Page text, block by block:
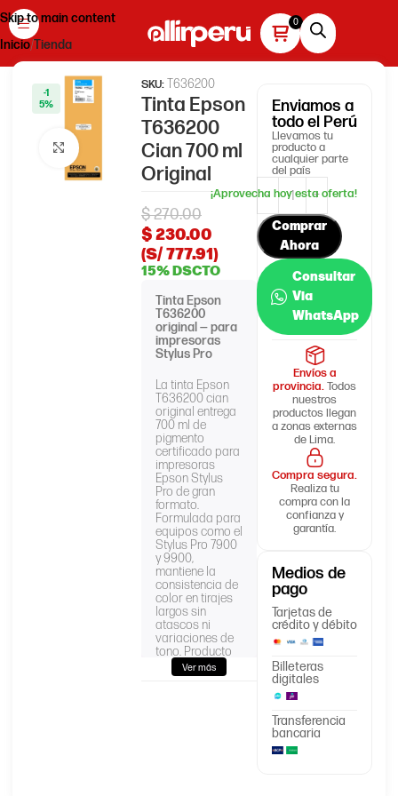
Skip to main content
Inicio Tienda
-1
5%
Haga clic para ampliar
SKU:T636200
Tinta Epson
T636200
Cian 700 ml
Original
$270.00
$230.00
(S/ 777.91)
15% DSCTO
Tinta Epson
T636200
original — para
impresoras
Stylus Pro
La tinta Epson
T636200 cian
original entrega
700 ml de
pigmento
certificado para
impresoras
Epson Stylus
Pro de gran
formato.
Formulada para
equipos como el
Stylus Pro 7900
y 9900,
mantiene la
consistencia de
color en tirajes
largos sin
atascos ni
variaciones de
tono. Producto
sellado de
fábrica, con
Ver más
Enviamos a
todo el Perú
Llevamos tu
producto a
cualquier parte
del país
Comprar
Ahora
Consultar
Via
WhatsApp
Envíos a
provincia.Todos
nuestros
productos llegan
a zonas externas
de Lima.
Compra segura.
Realiza tu
compra con la
confianza y
garantía.
Medios de
pago
Tarjetas de
crédito y débito
Billeteras
digitales
Transferencia
bancaria